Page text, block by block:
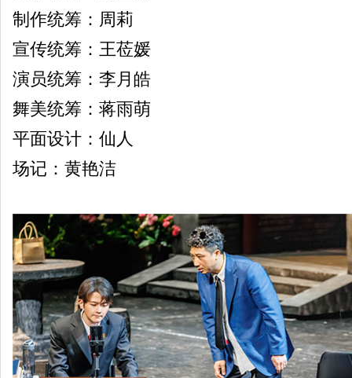
制作统筹：周莉
宣传统筹：王莅媛
演员统筹：李月皓
舞美统筹：蒋雨萌
平面设计：仙人
场记：黄艳洁